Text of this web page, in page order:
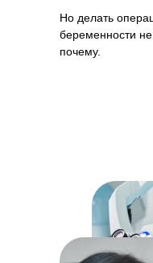
Но делать
беременности не
почему.